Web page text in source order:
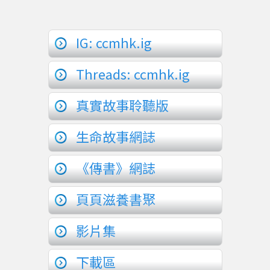
IG: ccmhk.ig
Threads: ccmhk.ig
真實故事聆聽版
生命故事網誌
《傳書》網誌
頁頁滋養書聚
影片集
下載區